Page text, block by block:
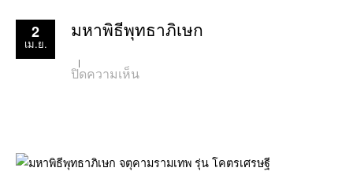
2
เม.ย.
มหาพิธีพุทธาภิเษก
ปิดความเห็นบน